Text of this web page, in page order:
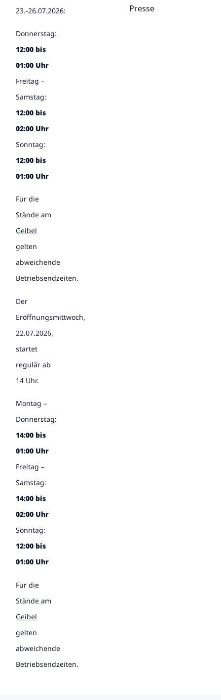
23.-26.07.2026:
Donnerstag:
12:00 bis
01:00 Uhr
Freitag –
Samstag:
12:00 bis
02:00 Uhr
Sonntag:
12:00 bis
01:00 Uhr
Für die
Stände am
Geibel
gelten
abweichende
Betriebsendzeiten.
Der
Eröffnungsmittwoch,
22.07.2026,
startet
regulär ab
14 Uhr.
Montag –
Donnerstag:
14:00 bis
01:00 Uhr
Freitag –
Samstag:
14:00 bis
02:00 Uhr
Sonntag:
12:00 bis
01:00 Uhr
Für die
Stände am
Geibel
gelten
abweichende
Betriebsendzeiten.
Presse